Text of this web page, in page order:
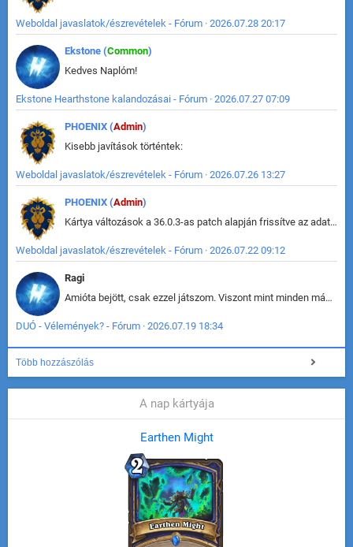
Weboldal javaslatok/észrevételek - Fórum · 2026.07.28 20:17
Ekstone (Common)
Kedves Naplóm!
Ekstone Hearthstone kalandozásai - Fórum · 2026.07.27 07:09
PHOENIX (Admin)
Kisebb javítások történtek:
Weboldal javaslatok/észrevételek - Fórum · 2026.07.26 13:27
PHOENIX (Admin)
Kártya változások a 36.0.3-as patch alapján frissítve az adatbázisban (képek is cserélve).
Weboldal javaslatok/észrevételek - Fórum · 2026.07.22 09:12
Ragi
Amióta bejött, csak ezzel játszom. Viszont mint minden más - akár az alapjáték is, ez is baromira összetett lett. Néha már pár kör után is esélytelen az egész. Vagy irreállisan túltápol valaki, vagy lelép a partner, vagy csak hülye mint a segg. És amikor eljönne az én időm, na akkor jön el mindenki másé is. Engem jobban érdekelne, hogy ki milyen ratingen szokott játszani. Na ez lenne egy érdekes adat.
DUÓ - Vélemények? - Fórum · 2026.07.19 18:34
Több hozzászólás
A nap kártyája
Earthen Might